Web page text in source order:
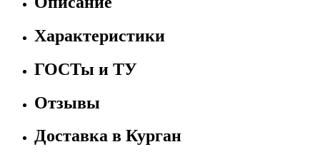
Характеристики
ГОСТы и ТУ
Отзывы
Доставка в Курган